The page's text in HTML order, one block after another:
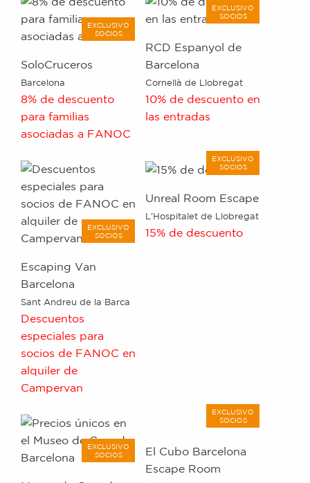
EXCLUSIVO
SOCIOS
SoloCruceros
Barcelona
8% de descuento
para familias
asociadas a FANOC
EXCLUSIVO
SOCIOS
RCD Espanyol de
Barcelona
Cornellà de Llobregat
10% de descuento en
las entradas
EXCLUSIVO
SOCIOS
Escaping Van
Barcelona
Sant Andreu de la Barca
Descuentos
especiales para
socios de FANOC en
alquiler de
Campervan
EXCLUSIVO
SOCIOS
Unreal Room Escape
L'Hospitalet de Llobregat
15% de descuento
EXCLUSIVO
SOCIOS
EXCLUSIVO
SOCIOS
El Cubo Barcelona
Escape Room